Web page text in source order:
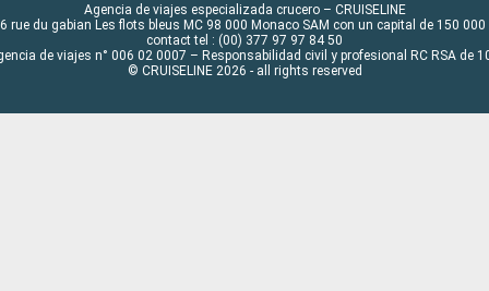
Agencia de viajes especializada crucero – CRUISELINE
rue du gabian Les flots bleus MC 98 000 Monaco SAM con un capital de 150 000
contact tel : (00) 377 97 97 84 50
de viajes n° 006 02 0007 – Responsabilidad civil y profesional RC RSA de
© CRUISELINE 2026 - all rights reserved